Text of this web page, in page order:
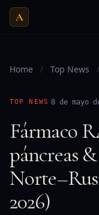
A
Home / Top News /
TOP NEWS ·8 de mayo
Fármaco
páncreas
2026)